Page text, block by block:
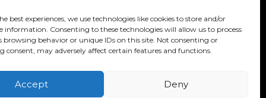
best experiences, we use technologies like cookies to store and/or
information. Consenting to these technologies will allow us to process
browsing behavior or unique IDs on this site. Not consenting or
consent, may adversely affect certain features and functions.
Accept Deny
info@indikativno.com
Kontakt forma